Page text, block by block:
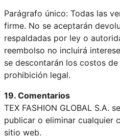
Parágrafo único: Todas las
firme. No se aceptarán
respaldadas por ley o
reembolso no incluirá
se descontarán los costos
prohibición legal.
19. Comentarios
TEX FASHION GLOBAL S.A.
publicar o eliminar cualquier
sitio web.